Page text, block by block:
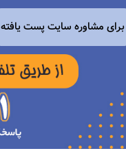
برای مشاوره سایت پست یافته